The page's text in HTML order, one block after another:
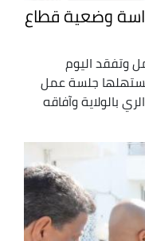
وضعية قطاع
وتفقد اليوم
جلسة عمل
وآفاقه